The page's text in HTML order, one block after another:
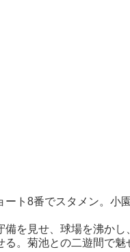
ート8番でスタメン。小
備を見せ、球場を沸かし
る。菊池との二遊間で魅